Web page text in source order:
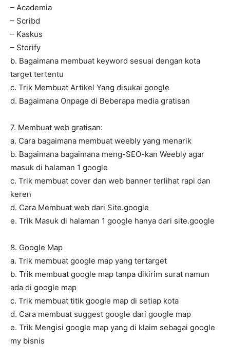
– Academia
– Scribd
– Kaskus
– Storify
b. Bagaimana membuat keyword sesuai dengan kota
target tertentu
c. Trik Membuat Artikel Yang disukai google
d. Bagaimana Onpage di Beberapa media gratisan
7. Membuat web gratisan:
a. Cara bagaimana membuat weebly yang menarik
b. Bagaimana bagaimana meng-SEO-kan Weebly agar
masuk di halaman 1 google
c. Trik membuat cover dan web banner terlihat rapi dan
keren
d. Cara Membuat web dari Site.google
e. Trik Masuk di halaman 1 google hanya dari site.google
8. Google Map
a. Trik membuat google map yang tertarget
b. Trik membuat google map tanpa dikirim surat namun
ada di google map
c. Trik membuat titik google map di setiap kota
d. Cara membuat suggest google dari google map
e. Trik Mengisi google map yang di klaim sebagai google
my bisnis